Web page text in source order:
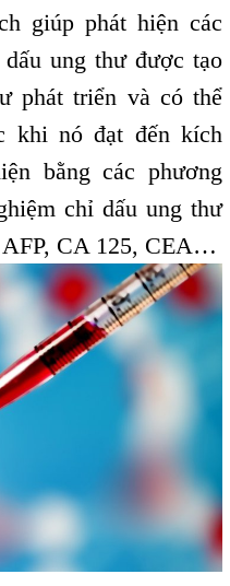
giúp phát hiện các
ung thư được tạo
phát triển và có thể
khi nó đạt đến kích
bằng các phương
chỉ dấu ung thư
AFP, CA 125, CEA…